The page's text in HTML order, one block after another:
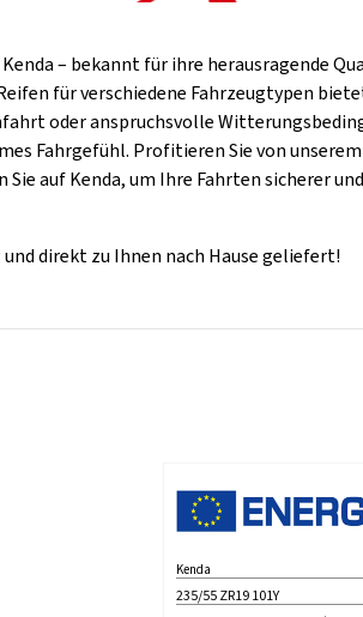
– bekannt für ihre herausragende
für verschiedene Fahrzeugtypen
oder anspruchsvolle
Fahrgefühl. Profitieren Sie von
auf Kenda, um Ihre Fahrten sicherer
direkt zu Ihnen nach Hause geliefert!
Kenda
235/55 ZR19 101Y